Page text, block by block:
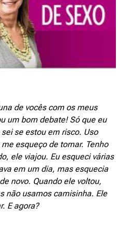
de vocês com os meus
um bom debate! Só que eu
se estou em risco. Uso
esqueço de tomar. Tenho
ele viajou. Eu esqueci várias
em um dia, mas esquecia
novo. Quando ele voltou,
não usamos camisinha. Ele
E agora?